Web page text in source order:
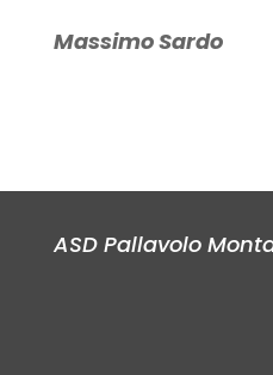
Massimo Sardo
ASD Pallavolo